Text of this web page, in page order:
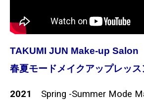
TAKUMI JUN Make-up Salon
春夏モードメイクアップレッ
2021 Spring -Summer Mode